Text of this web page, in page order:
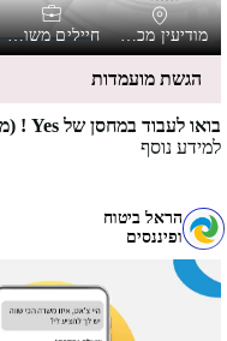
מודיעין מכבים רעות חיילים משוחררים
הגשת מועמדות
בואו לעבוד במחסן של Yes ! (מודיעין)
למידע נוסף
הראל ביטוח
ופיננסים